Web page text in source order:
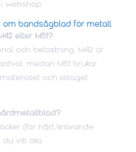
webshop.
om bandsågblad för metall
eller M51?
och belastning. M42 är
medan M51 brukar
och slitaget
(för hårt/krävande
vill öka